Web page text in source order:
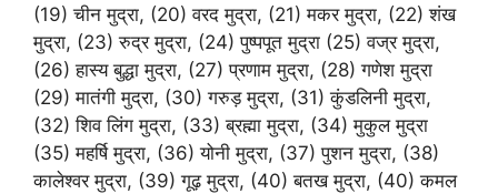
(19) चीन मुद्रा, (20) वरद मुद्रा, (21) मकर मुद्रा, (22) शंख
मुद्रा, (23) रुद्र मुद्रा, (24) पुष्पपूत मुद्रा (25) वज्र मुद्रा,
(26) हास्य बुद्धा मुद्रा, (27) प्रणाम मुद्रा, (28) गणेश मुद्रा
(29) मातंगी मुद्रा, (30) गरुड़ मुद्रा, (31) कुंडलिनी मुद्रा,
(32) शिव लिंग मुद्रा, (33) ब्रह्मा मुद्रा, (34) मुकुल मुद्रा
(35) महर्षि मुद्रा, (36) योनी मुद्रा, (37) पुशन मुद्रा, (38)
कालेश्वर मुद्रा, (39) गूढ़ मुद्रा, (40) बतख मुद्रा, (40) कमल